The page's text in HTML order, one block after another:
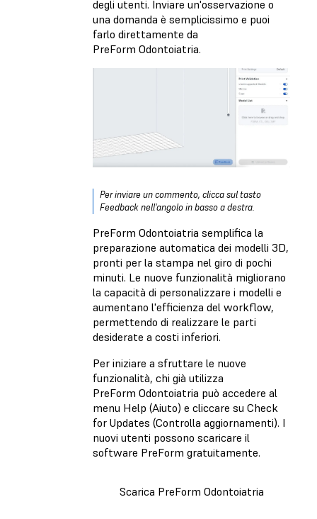
degli utenti. Inviare un'osservazione o
una domanda è semplicissimo e puoi
farlo direttamente da
PreForm Odontoiatria.
Per inviare un commento, clicca sul tasto
Feedback nell'angolo in basso a destra.
PreForm Odontoiatria semplifica la
preparazione automatica dei modelli 3D,
pronti per la stampa nel giro di pochi
minuti. Le nuove funzionalità migliorano
la capacità di personalizzare i modelli e
aumentano l'efficienza del workflow,
permettendo di realizzare le parti
desiderate a costi inferiori.
Per iniziare a sfruttare le nuove
funzionalità, chi già utilizza
PreForm Odontoiatria può accedere al
menu Help (Aiuto) e cliccare su Check
for Updates (Controlla aggiornamenti). I
nuovi utenti possono scaricare il
software PreForm gratuitamente.
Scarica PreForm Odontoiatria